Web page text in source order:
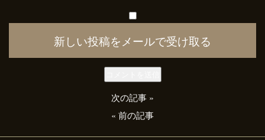
新しい投稿をメールで受け取る
次の記事 »
« 前の記事